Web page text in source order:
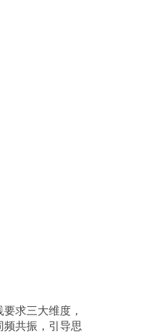
求三大维度，
共振，引导思